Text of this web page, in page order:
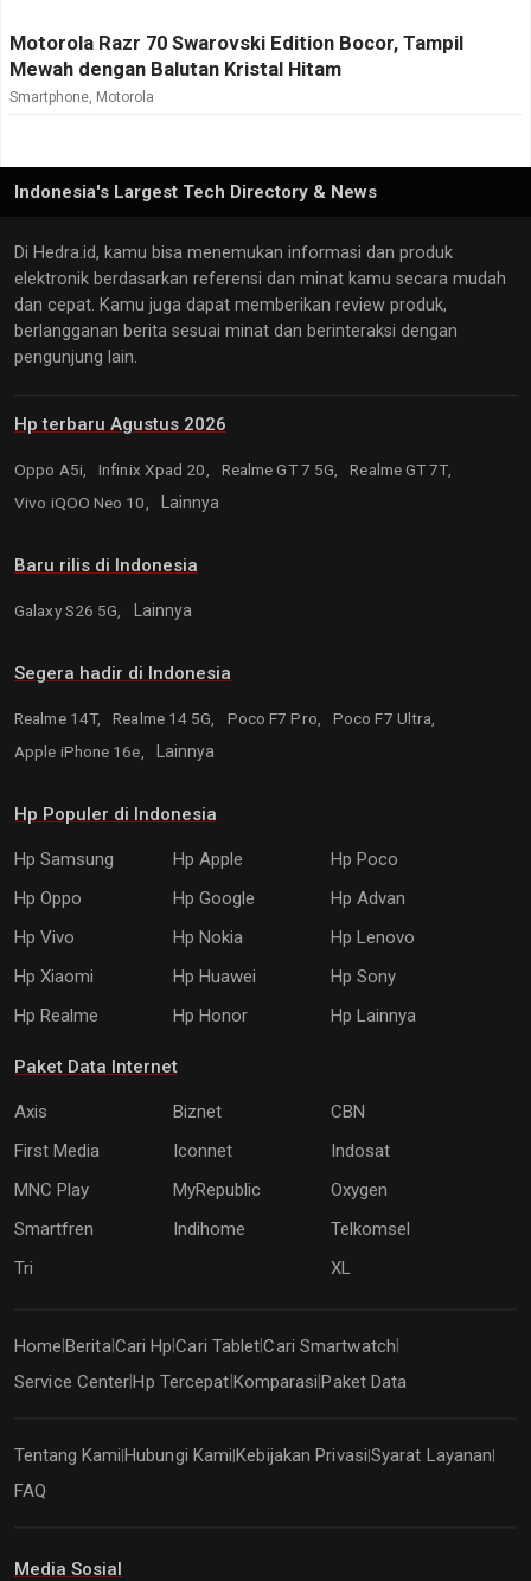
Motorola Razr 70 Swarovski Edition Bocor, Tampil
Mewah dengan Balutan Kristal Hitam
Smartphone Motorola
Indonesia's Largest Tech Directory & News
Di Hedra.id, kamu bisa menemukan informasi dan produk
elektronik berdasarkan referensi dan minat kamu secara mudah
dan cepat. Kamu juga dapat memberikan review produk,
berlangganan berita sesuai minat dan berinteraksi dengan
pengunjung lain.
Hp terbaru Agustus 2026
Oppo A5i, Infinix Xpad 20, Realme GT 7 5G,
Realme GT 7T,
Vivo iQOO Neo 10,
Lainnya
Baru rilis di Indonesia
Galaxy S26 5G, Lainnya
Segera hadir di Indonesia
Realme 14T, Realme 14 5G, Poco F7 Pro,
Poco F7 Ultra,
Apple iPhone 16e,
Lainnya
Hp Populer di Indonesia
Hp Samsung Hp Apple
Hp Poco
Hp Oppo
Hp Google
Hp Advan
Hp Vivo
Hp Nokia
Hp Lenovo
Hp Xiaomi
Hp Huawei
Hp Sony
Hp Realme
Hp Honor Hp Lainnya
Paket Data Internet
Axis Biznet
CBN
First Media
Iconnet
Indosat
MNC Play
MyRepublic
Oxygen
Smartfren
Indihome
Telkomsel
Tri
XL
Home Berita Cari Hp |Cari Tablet|Cari Smartwatch
Service Center|Hp Tercepat Komparasi |Paket Data
Tentang Kami|Hubungi Kami|Kebijakan Privasi|Syarat Layanan|
FAQ
Media Sosial